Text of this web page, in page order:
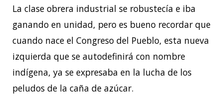
La clase obrera industrial se robustecía e iba
ganando en unidad, pero es bueno recordar que
cuando nace el Congreso del Pueblo, esta nueva
izquierda que se autodefinirá con nombre
indígena, ya se expresaba en la lucha de los
peludos de la caña de azúcar.